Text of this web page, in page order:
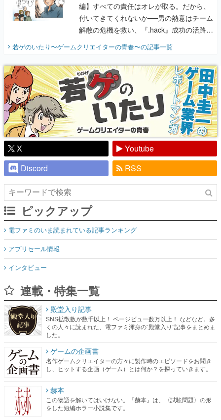
編】すべての責任はオレが取る。だから、
付いてきてくれないか──男の熱意はチーム
解散の危機を救い、『.hack』成功の活路を
開く。業界の快男児・松山 洋に流れる血は
『少年ジャンプ』色だった【若ゲのいた
り】
若ゲのいたり〜ゲームクリエイターの青春〜の記事一覧
X
Youtube
Discord
RSS
ピックアップ
電ファミのいま読まれている記事ランキング
アプリセール情報
インタビュー
連載・特集一覧
殿堂入り記事
SNS拡散数が数千以上！ ページビュー数万以上！ などなど。多
くの人々に読まれた、電ファミ渾身の“殿堂入り”記事をまとめま
した。
ゲームの企画書
名作ゲームクリエイターの方々に製作時のエピソードをお聞き
し、ヒットする企画（ゲーム）とは何か？を探っていきます。
赫本
この物語を解いてはいけない。『赫本』は、〈試験問題〉の形
をした短編ホラー小説集です。